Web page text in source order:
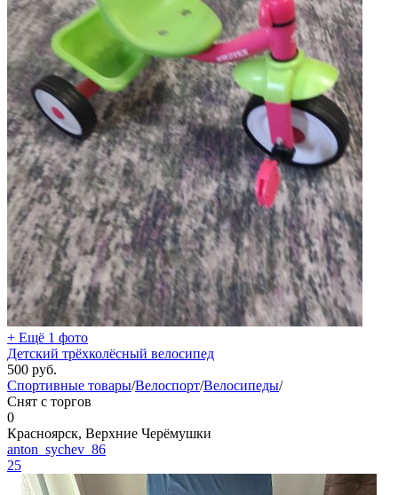
+ Ещё 1 фото
Детский трёхколёсный велосипед
500 руб.
Спортивные товары/Велоспорт/Велосипеды/
Снят с торгов
0
Красноярск, Верхние Черёмушки
anton_sychev_86
25